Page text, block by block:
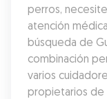
perros,
atención
búsqueda de
combinación
varios
propietarios de